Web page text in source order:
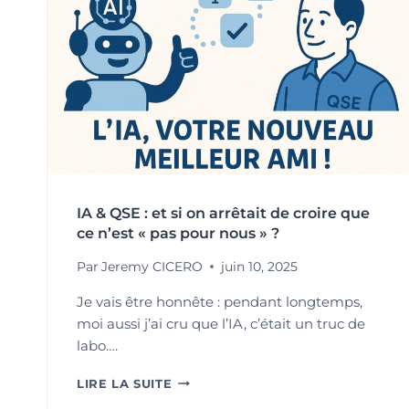
IA & QSE : et si on arrêtait de croire que
ce n’est « pas pour nous » ?
Par Jeremy CICERO juin 10, 2025
Je vais être honnête : pendant longtemps,
moi aussi j’ai cru que l’IA, c’était un truc de
labo….
LIRE LA SUITE